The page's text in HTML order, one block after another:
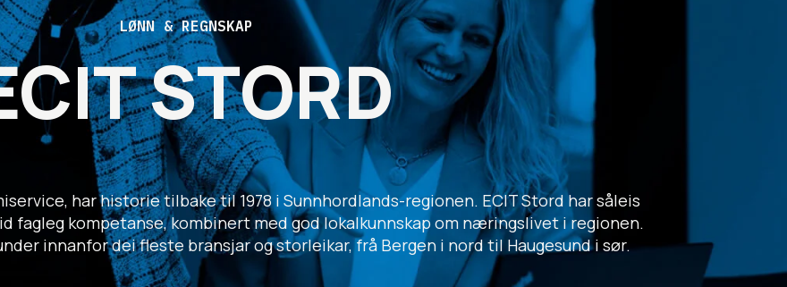
LØNN & REGNSKAP
STORD
har historie tilbake til 1978 i Sunnhordlands-regionen. ECIT Stord har såleis
fagleg kompetanse, kombinert med god lokalkunnskap om næringslivet i regionen.
innanfor dei fleste bransjar og storleikar, frå Bergen i nord til Haugesund i sør.